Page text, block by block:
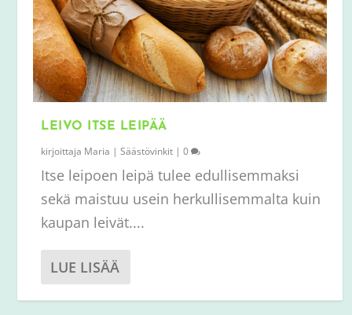
LEIVO ITSE LEIPÄÄ
kirjoittaja Maria |Säästövinkit |0
Itse leipoen leipä tulee edullisemmaksi
sekä maistuu usein herkullisemmalta kuin
kaupan leivät....
LUE LISÄÄ